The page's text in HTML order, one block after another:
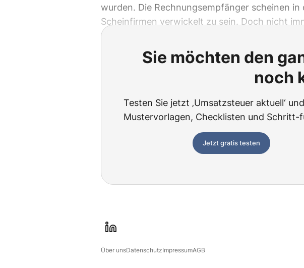
wurden. Die Rechnungsempfänger scheinen
Scheinfirmen verwickelt zu sein. Doch nicht
Sie möchten den
noch
Testen Sie jetzt ‚Umsatzsteuer aktuell‘
Mustervorlagen, Checklisten und
Jetzt gratis testen
i
Über unsDatenschutzImpressumAGB